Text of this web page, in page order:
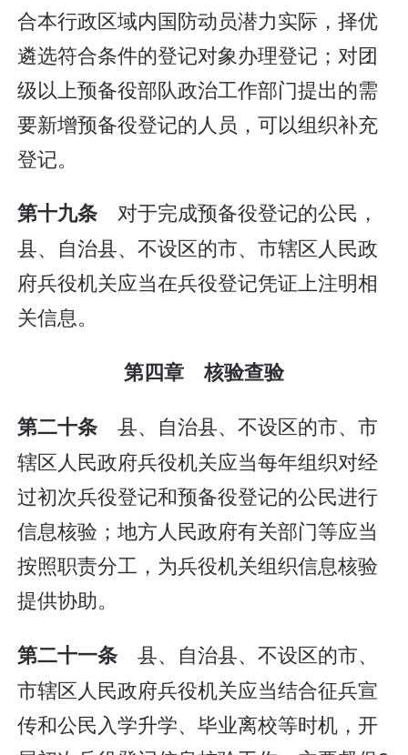
合本行政区域内国防动员潜力实际，择优
遴选符合条件的登记对象办理登记；对团
级以上预备役部队政治工作部门提出的需
要新增预备役登记的人员，可以组织补充
登记。
第十九条对于完成预备役登记的公民，
县、自治县、不设区的市、市辖区人民政
府兵役机关应当在兵役登记凭证上注明相
关信息。
第四章 核验查验
第二十条 县、自治县、不设区的市、市
辖区人民政府兵役机关应当每年组织对经
过初次兵役登记和预备役登记的公民进行
信息核验；地方人民政府有关部门等应当
按照职责分工，为兵役机关组织信息核验
提供协助。
第二十一条 县、自治县、不设区的市、
市辖区人民政府兵役机关应当结合征兵宣
传和公民入学升学、毕业离校等时机，开